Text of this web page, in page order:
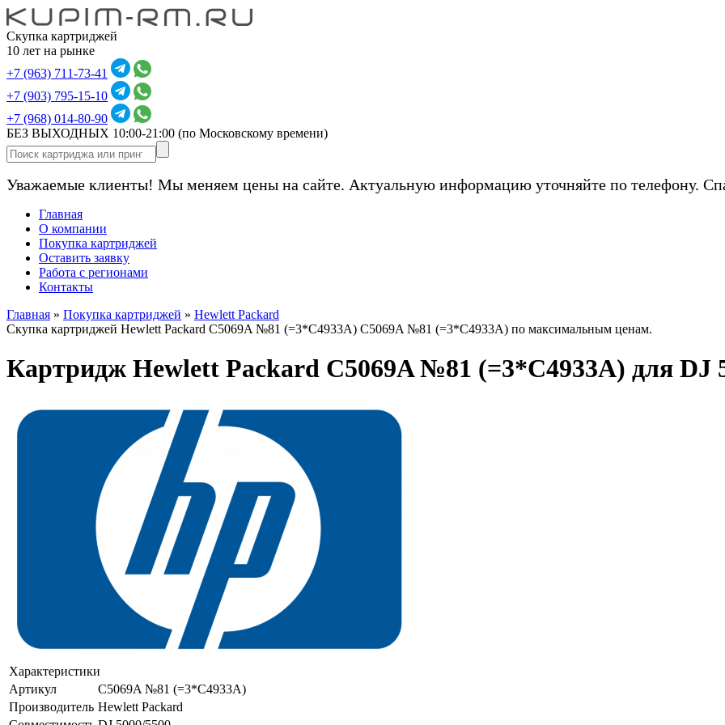
Скупка картриджей
10 лет на рынке
+7 (963) 711-73-41
+7 (903) 795-15-10
+7 (968) 014-80-90
БЕЗ ВЫХОДНЫХ 10:00-21:00 (по Московскому времени)
Уважаемые клиенты! Мы меняем цены на сайте. Актуальную информацию уточняйте по телефону.
Главная
О компании
Покупка картриджей
Оставить заявку
Работа с регионами
Контакты
Главная » Покупка картриджей » Hewlett Packard
Скупка картриджей Hewlett Packard C5069A №81 (=3*C4933A) C5069A №81 (=3*C4933A) по максимальным ценам.
Картридж Hewlett Packard C5069A №81 (=3*C4933A) для DJ
Характеристики
Артикул
C5069A №81 (=3*C4933A)
Производитель Hewlett Packard